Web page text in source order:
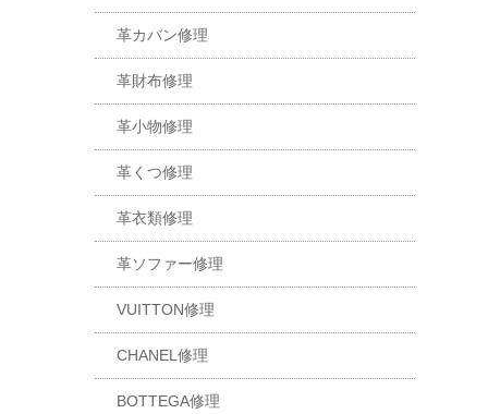
革カバン修理
革財布修理
革小物修理
革くつ修理
革衣類修理
革ソファー修理
VUITTON修理
CHANEL修理
BOTTEGA修理